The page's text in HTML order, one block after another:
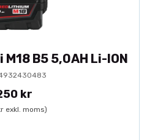
B5 5,0AH Li-ION
kr
exkl. moms)